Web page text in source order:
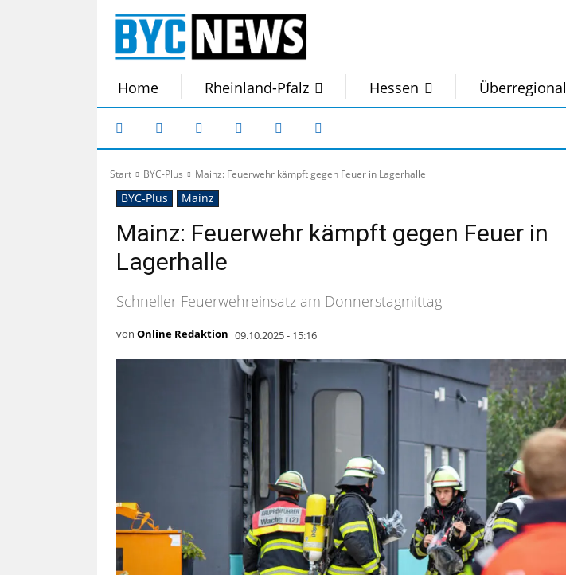
Home Rheinland-Pfalz Hessen Überregional
Start BYC-Plus Mainz: Feuerwehr kämpft gegen Feuer in Lagerhalle
BYC-Plus Mainz
Mainz: Feuerwehr kämpft gegen Feuer in
Lagerhalle
Schneller Feuerwehreinsatz am Donnerstagmittag
von Online Redaktion 09.10.2025 - 15:16